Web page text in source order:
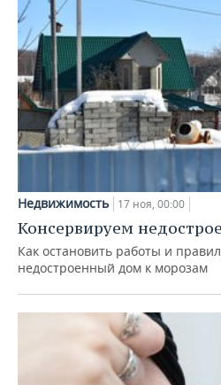
Недвижимость 17 ноя, 00:00
Консервируем
Как остановить работы и
недостроенный дом к морозам